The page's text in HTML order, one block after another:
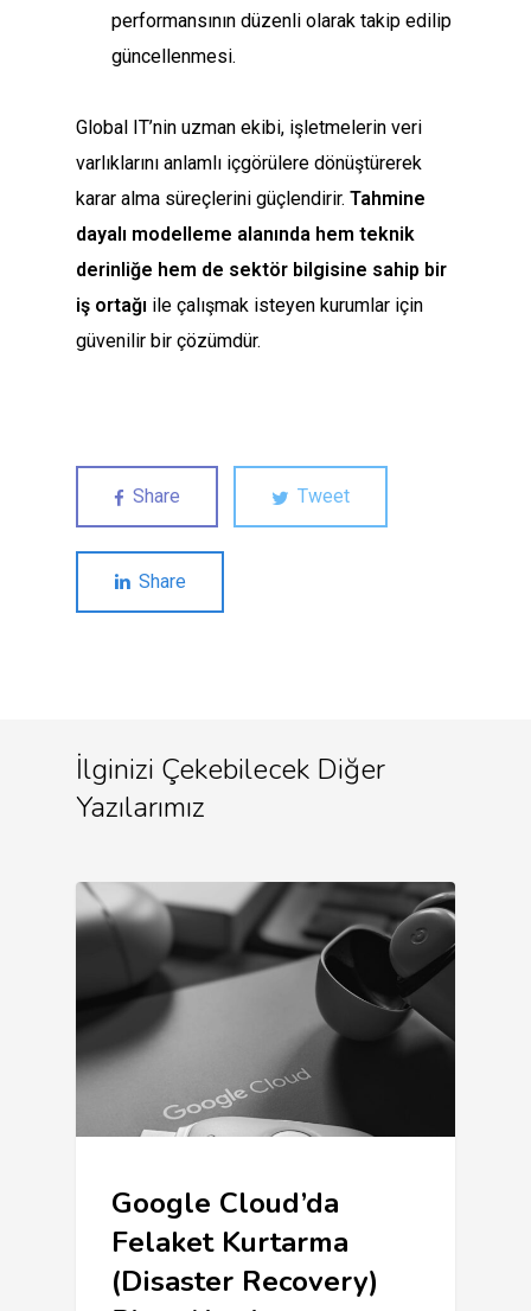
performansının düzenli olarak takip edilip
güncellenmesi.
Global IT’nin uzman ekibi, işletmelerin veri
varlıklarını anlamlı içgörülere dönüştürerek
karar alma süreçlerini güçlendirir. Tahmine
dayalı modelleme alanında hem teknik
derinliğe hem de sektör bilgisine sahip bir
iş ortağı ile çalışmak isteyen kurumlar için
güvenilir bir çözümdür.
Share Tweet
Share
İlginizi Çekebilecek Diğer
Yazılarımız
Google Cloud’da
Felaket Kurtarma
(Disaster Recovery)